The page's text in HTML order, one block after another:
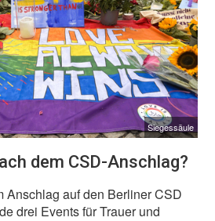
Siegessäule
dem CSD-Anschlag?
Anschlag auf den Berliner CSD
drei Events für Trauer und